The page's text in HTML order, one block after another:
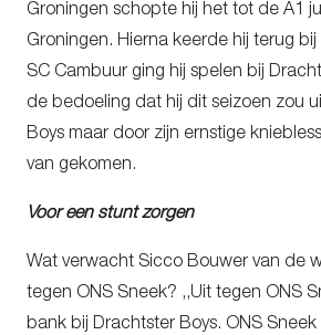
Groningen schopte hij het tot de A1
Groningen. Hierna keerde hij terug bij
SC Cambuur ging hij spelen bij
de bedoeling dat hij dit seizoen zou
Boys maar door zijn ernstige
van gekomen.
Voor een stunt zorgen
Wat verwacht Sicco Bouwer van de
tegen ONS Sneek? ,,Uit tegen ONS
bank bij Drachtster Boys. ONS